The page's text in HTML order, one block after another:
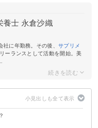
養士 永倉沙織
に年勤務。その後、 サプリメ
ーランスとして活動を開始。美